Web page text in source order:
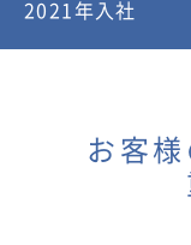
2021年入社
お客